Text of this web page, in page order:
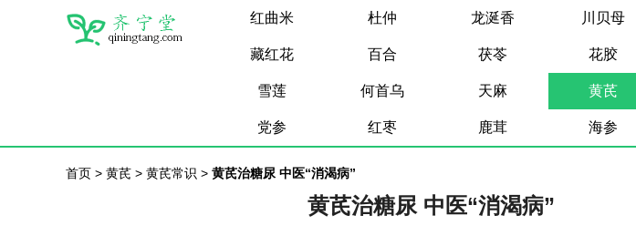
红曲米 杜仲 龙涎香 川贝母
藏红花 百合 茯苓 花胶
雪莲 何首乌 天麻 黄芪
党参 红枣 鹿茸 海参
首页 > 黄芪 > 黄芪常识 > 黄芪治糖尿 中医“消渴病”
黄芪治糖尿 中医“消渴病”